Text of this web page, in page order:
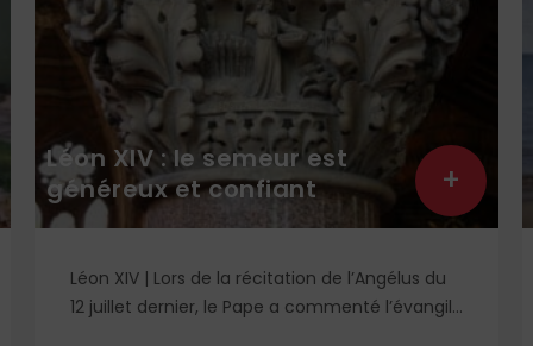
Léon XIV : le semeur est
généreux et confiant
Léon XIV | Lors de la récitation de l’Angélus du
12 juillet dernier, le Pape a commenté l’évangile
+